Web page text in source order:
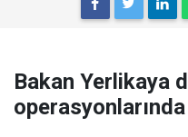
Bakan Yerlikaya